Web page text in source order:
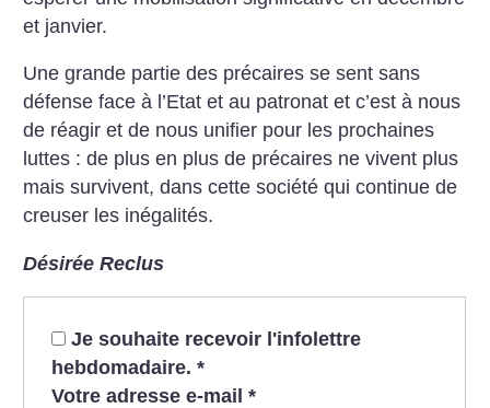
et janvier.
Une grande partie des précaires se sent sans
défense face à l’Etat et au patronat et c’est à nous
de réagir et de nous unifier pour les prochaines
luttes : de plus en plus de précaires ne vivent plus
mais survivent, dans cette société qui continue de
creuser les inégalités.
Désirée Reclus
Je souhaite recevoir l'infolettre
hebdomadaire. *
Votre adresse e-mail *